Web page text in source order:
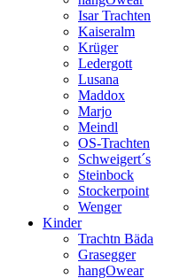
Isar Trachten
Kaiseralm
Krüger
Ledergott
Lusana
Maddox
Marjo
Meindl
OS-Trachten
Schweigert´s
Steinbock
Stockerpoint
Wenger
Kinder
Trachtn Bäda
Grasegger
hangOwear